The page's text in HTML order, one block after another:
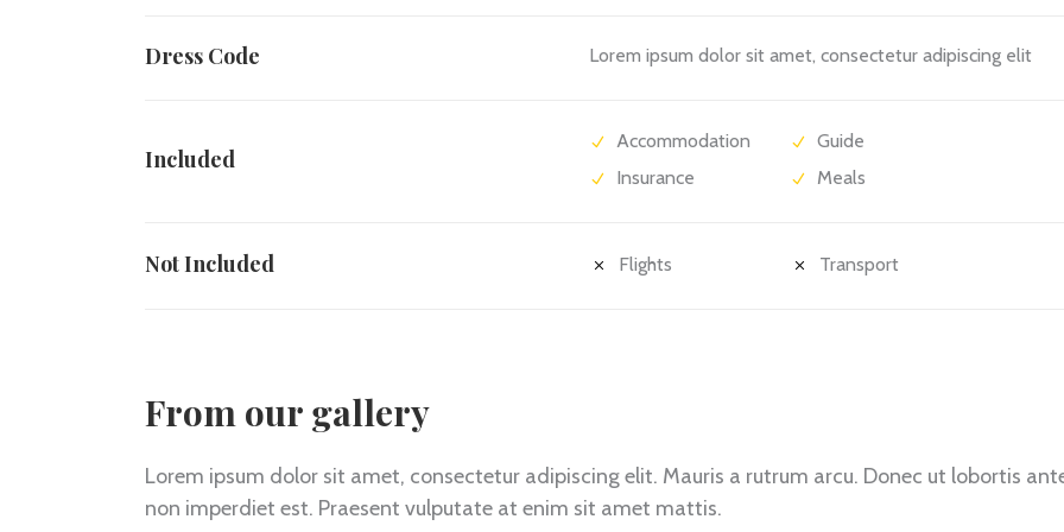
Dress Code Lorem ipsum dolor sit amet, consectetur adipiscing elit
Included
Accommodation
Guide
Insurance
Meals
Not Included Flights Transport
From our gallery
Lorem ipsum dolor sit amet, consectetur adipiscing elit. Mauris a rutrum arcu. Donec ut lobortis
non imperdiet est. Praesent vulputate at enim sit amet mattis.